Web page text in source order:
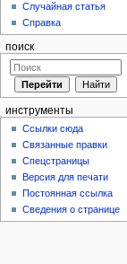
Случайная статья
Справка
поиск
инструменты
Ссылки сюда
Связанные правки
Спецстраницы
Версия для печати
Постоянная ссылка
Сведения о странице